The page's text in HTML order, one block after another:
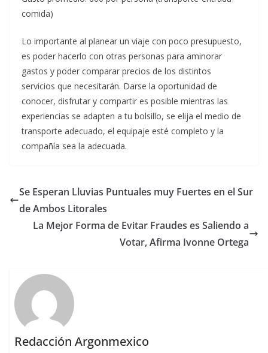
comida)
Lo importante al planear un viaje con poco presupuesto,
es poder hacerlo con otras personas para aminorar
gastos y poder comparar precios de los distintos
servicios que necesitarán. Darse la oportunidad de
conocer, disfrutar y compartir es posible mientras las
experiencias se adapten a tu bolsillo, se elija el medio de
transporte adecuado, el equipaje esté completo y la
compañía sea la adecuada.
Se Esperan Lluvias Puntuales muy Fuertes en el Sur
de Ambos Litorales
La Mejor Forma de Evitar Fraudes es Saliendo a
Votar, Afirma Ivonne Ortega
Redacción Argonmexico